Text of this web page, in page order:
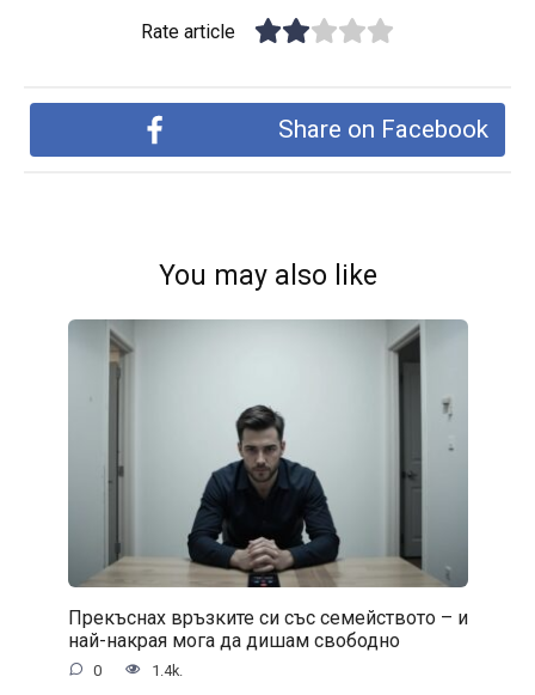
Rate article
Share on Facebook
You may also like
Прекъснах връзките си със семейството – и
най-накрая мога да дишам свободно
0 1.4k.